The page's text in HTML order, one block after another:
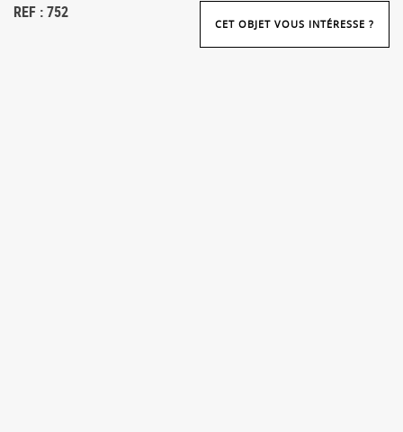
REF : 752
CET OBJET VOUS INTÉRESSE ?